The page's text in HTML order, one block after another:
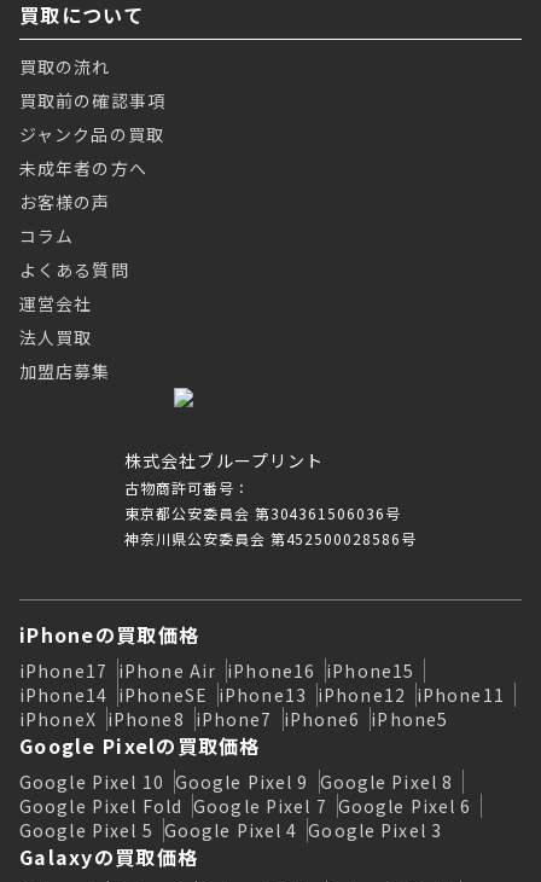
株式会社ブループリント
古物商許可番号：
東京都公安委員会 第304361506036号
神奈川県公安委員会 第452500028586号
買取について
買取の流れ
買取前の確認事項
ジャンク品の買取
未成年者の方へ
お客様の声
コラム
よくある質問
運営会社
法人買取
加盟店募集
iPhoneの買取価格
iPhone17 iPhone Air iPhone16 iPhone15
iPhone14 iPhoneSE iPhone13 iPhone12 iPhone11
iPhoneX iPhone8 iPhone7 iPhone6 iPhone5
Google Pixelの買取価格
Google Pixel 10 Google Pixel 9 Google Pixel 8
Google Pixel Fold Google Pixel 7 Google Pixel 6
Google Pixel 5 Google Pixel 4 Google Pixel 3
Galaxyの買取価格